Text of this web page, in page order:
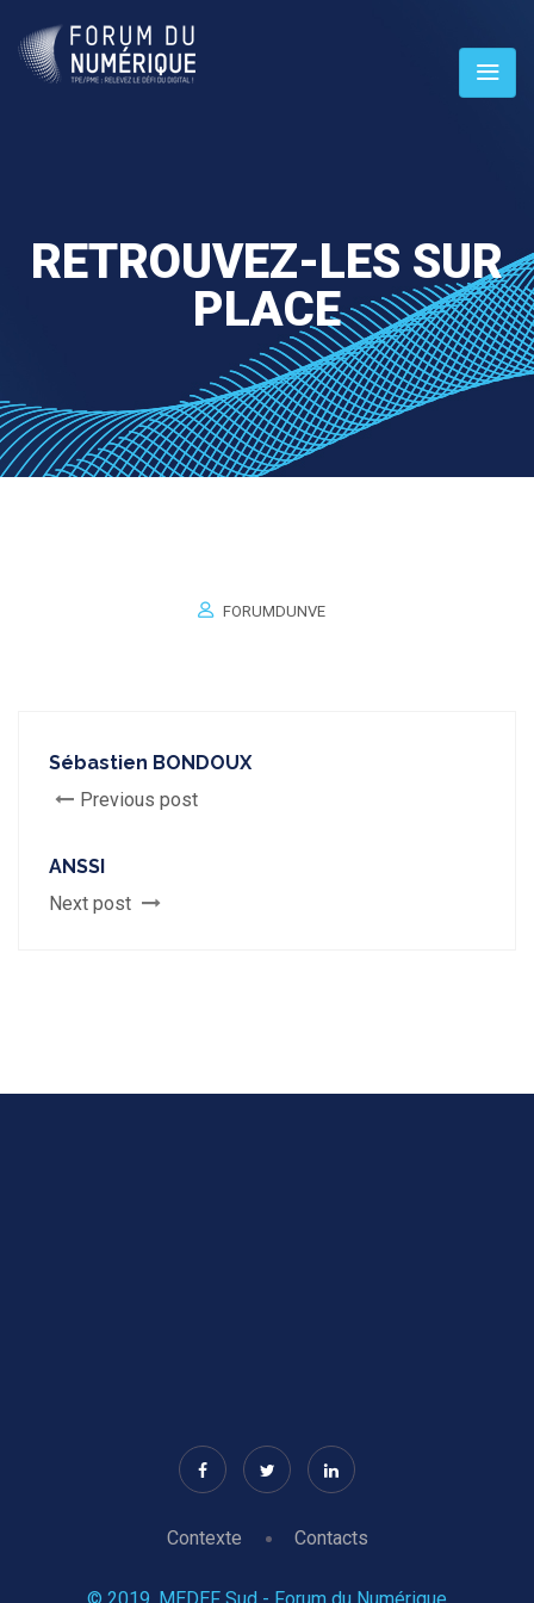
RETROUVEZ-LES SUR
PLACE
FORUMDUNVE
Sébastien BONDOUX
Previous post
ANSSI
Next post
Contexte Contacts